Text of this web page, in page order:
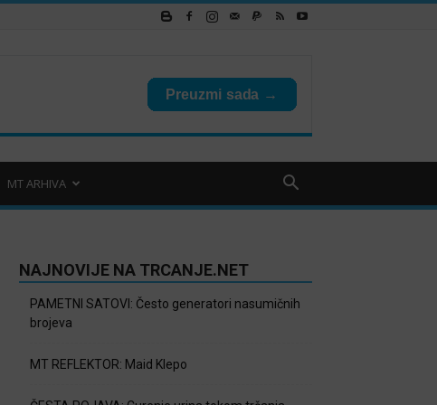
MT ARHIVA
NAJNOVIJE NA TRCANJE.NET
PAMETNI SATOVI: Često generatori nasumičnih
brojeva
MT REFLEKTOR: Maid Klepo